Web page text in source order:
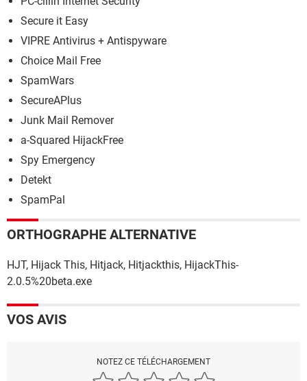
Secure it Easy
VIPRE Antivirus + Antispyware
Choice Mail Free
SpamWars
SecureAPlus
Junk Mail Remover
a-Squared HijackFree
Spy Emergency
Detekt
SpamPal
ORTHOGRAPHE ALTERNATIVE
HJT, Hijack This, Hitjack, Hitjackthis, HijackThis-
2.0.5%20beta.exe
VOS AVIS
NOTEZ CE TÉLÉCHARGEMENT